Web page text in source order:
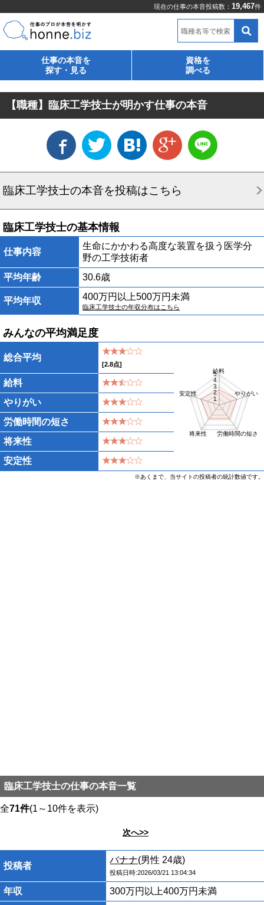
現在の仕事の本音投稿数： 19,467件
職種名等で検索
仕事の本音を
探す・見る
資格を
調べる
【職種】臨床工学技士が明かす仕事の本音
臨床工学技士の本音を投稿はこちら
臨床工学技士の基本情報
仕事内容
生命にかかわる高度な装置を扱う医学分
野の工学技術者
平均年齢
30.6歳
平均年収 400万円以上500万円未満
臨床工学技士の年収分布はこちら
みんなの平均満足度
総合平均
[2.8点]
1
2
3
4
5
給料
やりがい
労働時間の短さ
将来性
安定性
給料
やりがい
労働時間の短さ
将来性
安定性
※あくまで、当サイトの投稿者の統計数値です。
臨床工学技士の仕事の本音一覧
全71件(1～10件を表示)
次へ>>
投稿者
バナナ(男性 24歳)
投稿日時:2026/03/21 13:04:34
年収
300万円以上400万円未満